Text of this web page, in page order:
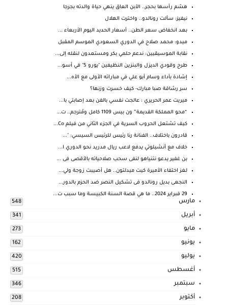
هشم رأسها بحجر.. الأبن العاق ينهي حياة والدته بجرجا
نيفيز: سألت رونالدو.. واخترت الهلال
بعد انخفاض سعر الطن.. أسعار الحديد اليوم الأربعاء ...
ميدو: محمد صلاح في الدوري السعودي الموسم المقبل
نقابة الموسيقيين: ندعم حلمي بكر ومستعدون لنقله إلى...
طرح وقودي الديزل والبنزين النظيفين "يورو 5" في أسو...
إشادة بأداء وسام أبو علي في مباراته الأولى مع الأه...
سر رشاقة صبا مبارك- كيف خسرت وزنها؟
ميريت عمر الحريري : عالجت نفسي بالفن بعد إصابتي با...
“محو المملكة القديمة” ون بيس 1109 كامل ومُترجم.. ت...
كيف تشتعل الحروب السرية في الجزء الثاني من فيلم Co...
قادرون باختلاف.. الفنانة رنا رئيس للرئيس السيسي: "...
خلاف مع أنشيلوتي يدفع لاعب ريال مدريد نحو الدوري ا...
بن غفير يدعو نتنياهو لنفى سحب صلاحياته بالأقصى فى ...
لغز اختفاء الأميرة كيت ميدلتون.. هل أصيبت زوجة ولي...
النجعى بديل رونالدو فى تشكيل النصر ضد الحزم بالدور...
29 فبراير 2024.. ما هي قصة السنة الكبيسة وما سبب ت...
مارس 548
أبريل 341
مايو 273
يونيو 162
يوليو 420
أغسطس 515
سبتمبر 346
أكتوبر 208